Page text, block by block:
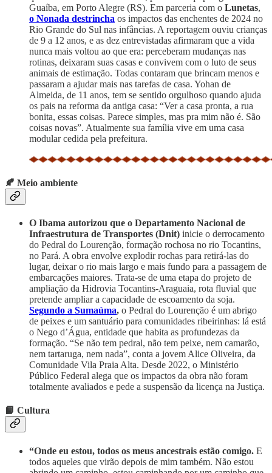
Guaíba, em Porto Alegre (RS). Em parceria com o Lunetas,
o Nonada destrincha os impactos das enchentes de 2024 no
Rio Grande do Sul nas infâncias. A reportagem ouviu crianças
de 9 a 12 anos, e as dez entrevistadas afirmaram que a vida
nunca mais voltou ao que era: perceberam mudanças nas
rotinas, deixaram suas casas e convivem com o luto de seus
animais de estimação. Todas contaram que brincam menos e
passaram a ajudar mais nas tarefas de casa. Yohan de
Almeida, de 11 anos, tem se sentido orgulhoso quando ajuda
os pais na reforma da antiga casa: “Ver a casa pronta, a rua
bonita, essas coisas. Parece simples, mas pra mim não é. São
coisas novas”. Atualmente sua família vive em uma casa
modular cedida pela prefeitura.
🍂 Meio ambiente
O Ibama autorizou que o Departamento Nacional de
Infraestrutura de Transportes (Dnit) inicie o derrocamento
do Pedral do Lourenção, formação rochosa no rio Tocantins,
no Pará. A obra envolve explodir rochas para retirá-las do
lugar, deixar o rio mais largo e mais fundo para a passagem de
embarcações maiores. Trata-se de uma etapa do projeto de
ampliação da Hidrovia Tocantins-Araguaia, rota fluvial que
pretende ampliar a capacidade de escoamento da soja.
Segundo a Sumaúma, o Pedral do Lourenção é um abrigo
de peixes e um santuário para comunidades ribeirinhas: lá está
o Nego d’Água, entidade que habita as profundezas da
formação. “Se não tem pedral, não tem peixe, nem camarão,
nem tartaruga, nem nada”, conta a jovem Alice Oliveira, da
Comunidade Vila Praia Alta. Desde 2022, o Ministério
Público Federal alega que os impactos da obra não foram
totalmente avaliados e pede a suspensão da licença na Justiça.
📙 Cultura
“Onde eu estou, todos os meus ancestrais estão comigo. E
todos aqueles que virão depois de mim também. Não estou